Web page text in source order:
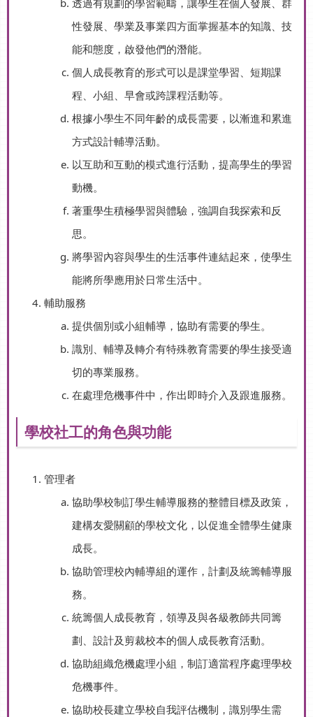
透過有規劃的學習範疇，讓學生在個人發展、群
性發展、學業及事業四方面掌握基本的知識、技
能和態度，啟發他們的潛能。
個人成長教育的形式可以是課堂學習、短期課
程、小組、早會或跨課程活動等。
根據小學生不同年齡的成長需要，以漸進和累進
方式設計輔導活動。
以互助和互動的模式進行活動，提高學生的學習
動機。
著重學生積極學習與體驗，強調自我探索和反
思。
將學習內容與學生的生活事件連結起來，使學生
能將所學應用於日常生活中。
輔助服務
提供個別或小組輔導，協助有需要的學生。
識別、輔導及轉介有特殊教育需要的學生接受適
切的專業服務。
在處理危機事件中，作出即時介入及跟進服務。
學校社工的角色與功能
管理者
協助學校制訂學生輔導服務的整體目標及政策，
建構友愛關顧的學校文化，以促進全體學生健康
成長。
協助管理校內輔導組的運作，計劃及統籌輔導服
務。
統籌個人成長教育，領導及與各級教師共同籌
劃、設計及剪裁校本的個人成長教育活動。
協助組織危機處理小組，制訂適當程序處理學校
危機事件。
協助校長建立學校自我評估機制，識別學生需